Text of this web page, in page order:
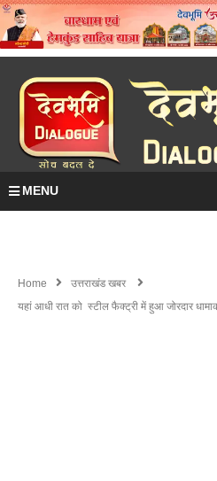
MENU
Home
उत्तराखंड खबर
यहां आधी रात को स्टील फैक्ट्री में हुआ जोरदार